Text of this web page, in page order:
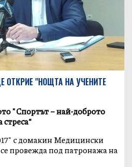
ОТКРИЕ "НОЩТА НА УЧЕНИТЕ
"Спортът – най-доброто
с домакин Медицински
провежда под патронажа на